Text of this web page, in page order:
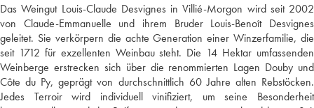
Das Weingut Louis-Claude Desvignes in Villié-Morgon wird seit 2002
von Claude-Emmanuelle und ihrem Bruder Louis-Benoît Desvignes
geleitet. Sie verkörpern die achte Generation einer Winzerfamilie, die
seit 1712 für exzellenten Weinbau steht. Die 14 Hektar umfassenden
Weinberge erstrecken sich über die renommierten Lagen Douby und
Côte du Py, geprägt von durchschnittlich 60 Jahre alten Rebstöcken.
Jedes Terroir wird individuell vinifiziert, um seine Besonderheit